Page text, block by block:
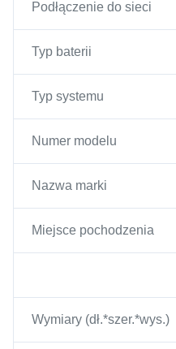
Podłączenie do sieci
Typ baterii
Typ systemu
Numer modelu
Nazwa marki
Miejsce pochodzenia
Wymiary (dł.*szer.*wys.)